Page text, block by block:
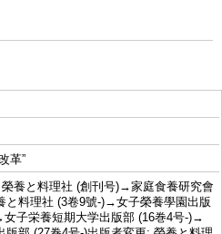
革”
養と料理社 (創刊号)→家庭食養研究會
と料理社 (3卷9號-)→女子榮養學園出版
子栄養短期大学出版部 (16巻4号-)→